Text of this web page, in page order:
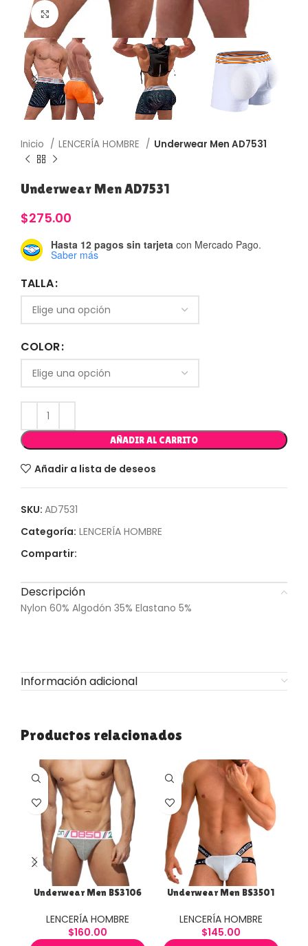
Haga Click para agrandar
Inicio LENCERÍA HOMBRE Underwear Men AD7531
Underwear Men AD7531
$275.00
Hasta 12 pagos sin tarjeta con Mercado Pago.
Saber más
TALLA
COLOR
AÑADIR AL CARRITO
Añadir a lista de deseos
SKU: AD7531
Categoría: LENCERÍA HOMBRE
Compartir:
Descripción
Nylon 60% Algodón 35% Elastano 5%
Información adicional
Productos relacionados
Underwear Men BS3106
LENCERÍA HOMBRE
$160.00
Underwear Men BS3501
LENCERÍA HOMBRE
$145.00